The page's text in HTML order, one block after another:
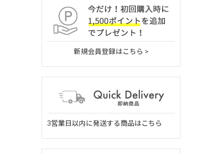
新規会員登録はこちら >
3営業日以内に発送する商品はこちら